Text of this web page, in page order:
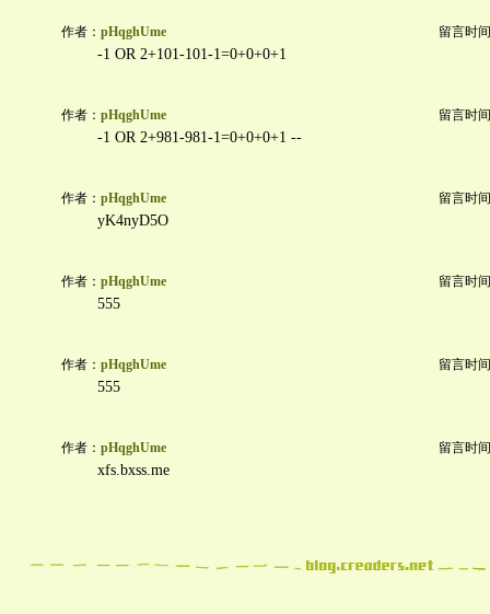
作者： pHqghUme 留言时
-1 OR 2+101-101-1=0+0+0+1
作者： pHqghUme 留言时
-1 OR 2+981-981-1=0+0+0+1 --
作者： pHqghUme 留言时
yK4nyD5O
作者： pHqghUme 留言时
555
作者： pHqghUme 留言时
555
作者： pHqghUme 留言时
xfs.bxss.me